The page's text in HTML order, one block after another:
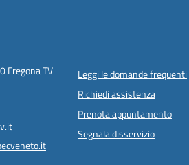
Fregona TV
Leggi le domande frequenti
Richiedi assistenza
Prenota appuntamento
Segnala disservizio